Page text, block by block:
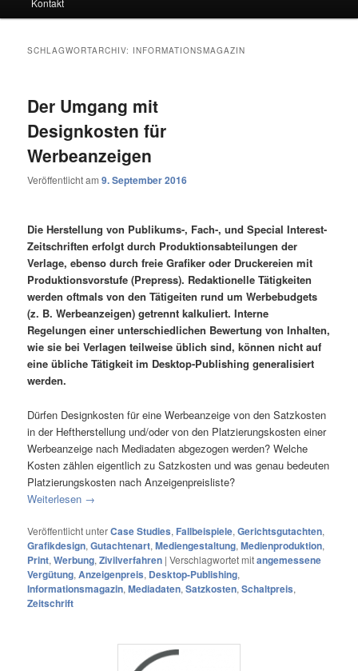
SCHLAGWORTARCHIV: INFORMATIONSMAGAZIN
Der Umgang mit
Designkosten für
Werbeanzeigen
Veröffentlicht am9. September 2016
Die Herstellung von Publikums-, Fach-, und Special Interest-
Zeitschriften erfolgt durch Produktionsabteilungen der
Verlage, ebenso durch freie Grafiker oder Druckereien mit
Produktionsvorstufe (Prepress). Redaktionelle Tätigkeiten
werden oftmals von den Tätigeiten rund um Werbebudgets
(z. B. Werbeanzeigen) getrennt kalkuliert. Interne
Regelungen einer unterschiedlichen Bewertung von Inhalten,
wie sie bei Verlagen teilweise üblich sind, können nicht auf
eine übliche Tätigkeit im Desktop-Publishing generalisiert
werden.
Dürfen Designkosten für eine Werbeanzeige von den Satzkosten
in der Heftherstellung und/oder von den Platzierungskosten einer
Werbeanzeige nach Mediadaten abgezogen werden? Welche
Kosten zählen eigentlich zu Satzkosten und was genau bedeuten
Platzierungskosten nach Anzeigenpreisliste?
Weiterlesen →
Veröffentlicht unterCase Studies, Fallbeispiele,Gerichtsgutachten,
Grafikdesign,Gutachtenart,Mediengestaltung,Medienproduktion,
Print,Werbung,Zivilverfahren |Verschlagwortet mitangemessene
Vergütung,Anzeigenpreis, Desktop-Publishing,
Informationsmagazin,Mediadaten,Satzkosten,Schaltpreis,
Zeitschrift